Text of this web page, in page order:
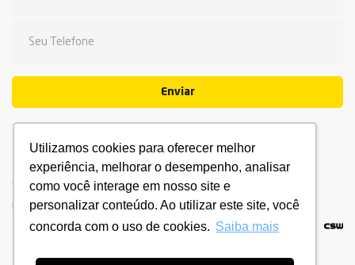
Utilizamos cookies para oferecer melhor
experiência, melhorar o desempenho, analisar
como você interage em nosso site e
personalizar conteúdo. Ao utilizar este site, você
concorda com o uso de cookies. Saiba mais
Enviar
© 2026 Fadesc - Qualidade de ensino. Todos os direitos
reservados.Política de privacidade.Termo de Uso.